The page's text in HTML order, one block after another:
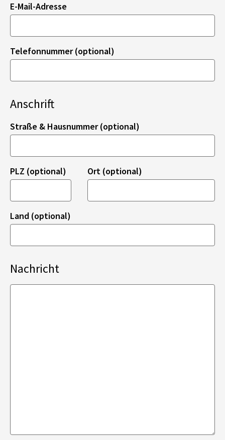
E-Mail-Adresse
Telefonnummer (optional)
Anschrift
Straße & Hausnummer (optional)
PLZ (optional) Ort (optional)
Land (optional)
Nachricht